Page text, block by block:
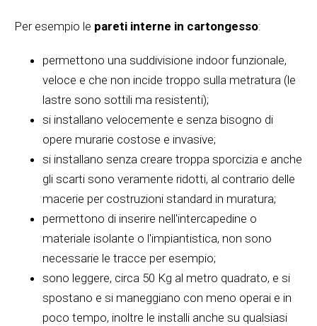
Per esempio le pareti interne in cartongesso:
permettono una suddivisione indoor funzionale,
veloce e che non incide troppo sulla metratura (le
lastre sono sottili ma resistenti);
si installano velocemente e senza bisogno di
opere murarie costose e invasive;
si installano senza creare troppa sporcizia e anche
gli scarti sono veramente ridotti, al contrario delle
macerie per costruzioni standard in muratura;
permettono di inserire nell'intercapedine o
materiale isolante o l'impiantistica, non sono
necessarie le tracce per esempio;
sono leggere, circa 50 Kg al metro quadrato, e si
spostano e si maneggiano con meno operai e in
poco tempo, inoltre le installi anche su qualsiasi